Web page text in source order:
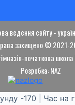
ведення сайту -
захищено © 2021-
початкова
Розробка: NAZ
-170 | Час на